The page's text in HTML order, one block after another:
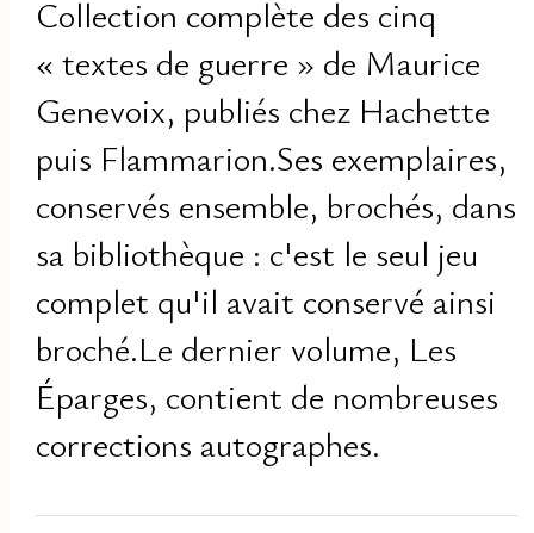
Collection complète des cinq
« textes de guerre » de Maurice
Genevoix, publiés chez Hachette
puis Flammarion.Ses exemplaires,
conservés ensemble, brochés, dans
sa bibliothèque : c'est le seul jeu
complet qu'il avait conservé ainsi
broché.Le dernier volume, Les
Éparges, contient de nombreuses
corrections autographes.